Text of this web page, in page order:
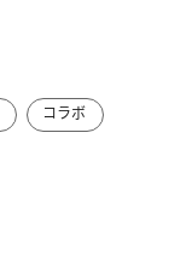
コラボ